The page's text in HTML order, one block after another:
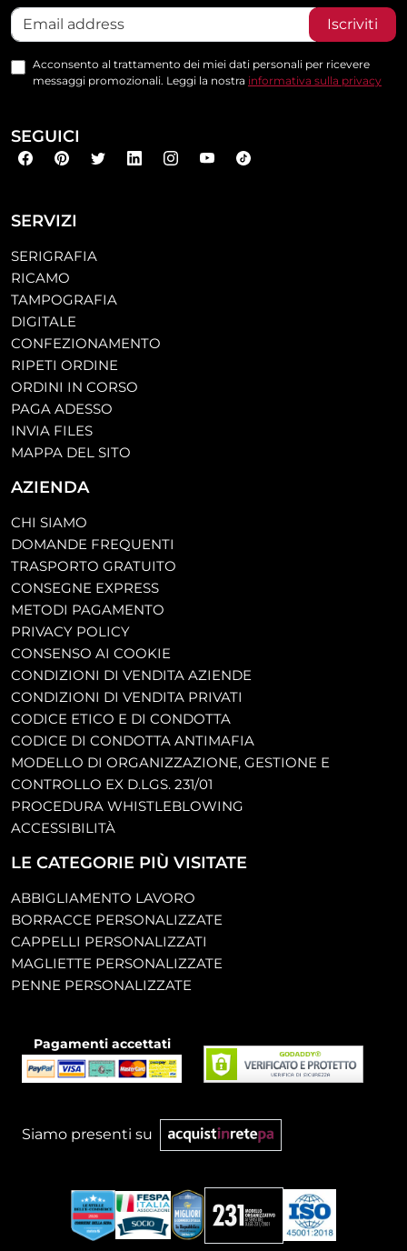
SERVIZI
SERIGRAFIA
RICAMO
TAMPOGRAFIA
DIGITALE
CONFEZIONAMENTO
RIPETI ORDINE
ORDINI IN CORSO
PAGA ADESSO
INVIA FILES
MAPPA DEL SITO
AZIENDA
CHI SIAMO
DOMANDE FREQUENTI
TRASPORTO GRATUITO
CONSEGNE EXPRESS
METODI PAGAMENTO
PRIVACY POLICY
CONSENSO AI COOKIE
CONDIZIONI DI VENDITA AZIENDE
CONDIZIONI DI VENDITA PRIVATI
CODICE ETICO E DI CONDOTTA
CODICE DI CONDOTTA ANTIMAFIA
MODELLO DI ORGANIZZAZIONE, GESTIONE E
CONTROLLO EX D.LGS. 231/01
PROCEDURA WHISTLEBLOWING
ACCESSIBILITÀ
LE CATEGORIE PIÙ VISITATE
ABBIGLIAMENTO LAVORO
BORRACCE PERSONALIZZATE
CAPPELLI PERSONALIZZATI
MAGLIETTE PERSONALIZZATE
PENNE PERSONALIZZATE
Iscriviti
Acconsento al trattamento dei miei dati personali per ricevere
messaggi promozionali. Leggi la nostra informativa sulla privacy
SEGUICI
Pagamenti accettati
Siamo presenti su